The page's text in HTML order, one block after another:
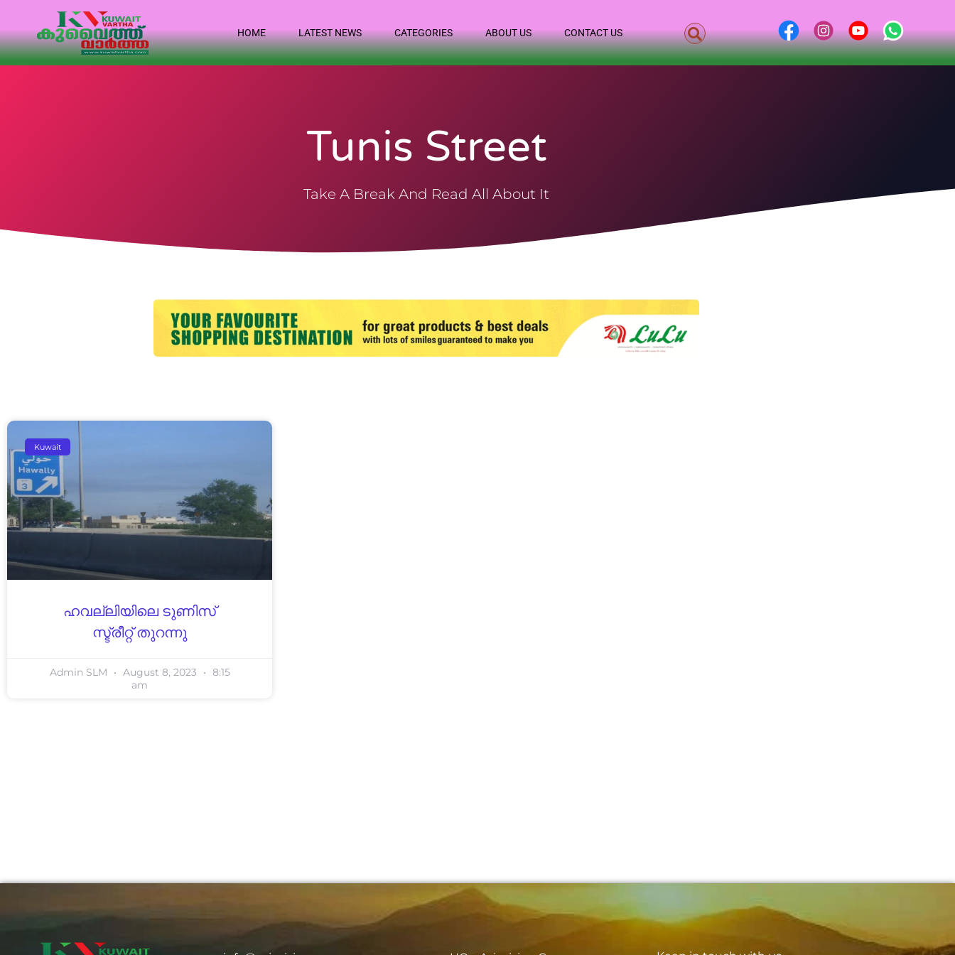
HOME LATEST NEWS CATEGORIES ABOUT US CONTACT US
Tunis Street
Take A Break And Read All About It
Kuwait
ഹവല്ലിയിലെ ടുണിസ്
സ്ട്രീറ്റ് തുറന്നു
Admin SLM August 8, 2023
8:15
am